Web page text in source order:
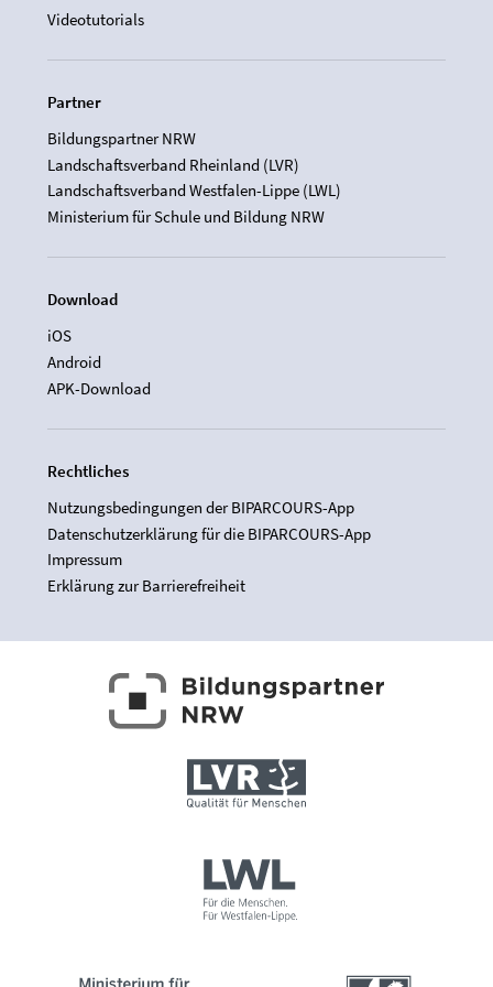
Videotutorials
Partner
Bildungspartner NRW
Landschaftsverband Rheinland (LVR)
Landschaftsverband Westfalen-Lippe (LWL)
Ministerium für Schule und Bildung NRW
Download
iOS
Android
APK-Download
Rechtliches
Nutzungsbedingungen der BIPARCOURS-App
Datenschutzerklärung für die BIPARCOURS-App
Impressum
Erklärung zur Barrierefreiheit